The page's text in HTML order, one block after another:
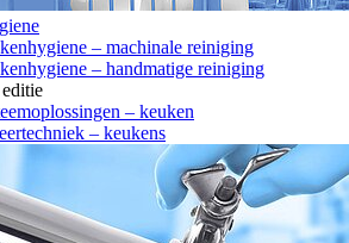
– machinale reiniging
– handmatige reiniging
– keuken
– keukens